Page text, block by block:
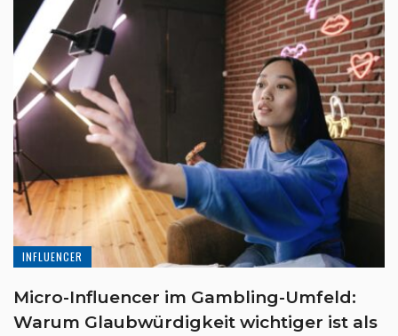
INFLUENCER
Micro-Influencer im Gambling-Umfeld:
Warum Glaubwürdigkeit wichtiger ist als